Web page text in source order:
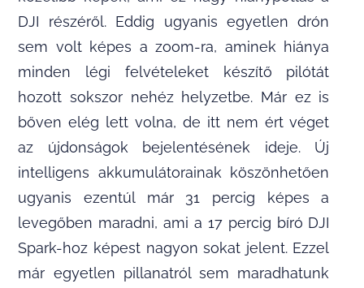
DJI részéről. Eddig ugyanis egyetlen drón
sem volt képes a zoom-ra, aminek hiánya
minden légi felvételeket készítő pilótát
hozott sokszor nehéz helyzetbe. Már ez is
bőven elég lett volna, de itt nem ért véget
az újdonságok bejelentésének ideje. Új
intelligens akkumulátorainak köszönhetően
ugyanis ezentúl már 31 percig képes a
levegőben maradni, ami a 17 percig bíró DJI
Spark-hoz képest nagyon sokat jelent. Ezzel
már egyetlen pillanatról sem maradhatunk